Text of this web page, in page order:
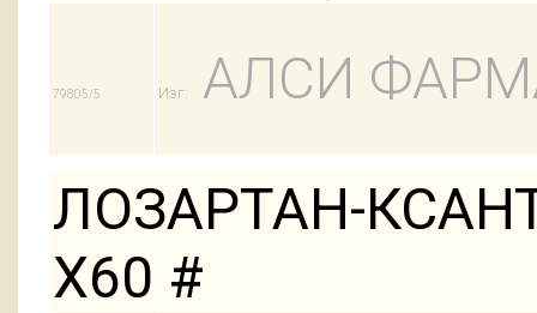
79805/5 Изг:
АЛСИ
ЛОЗАРТАН-
Х60 #